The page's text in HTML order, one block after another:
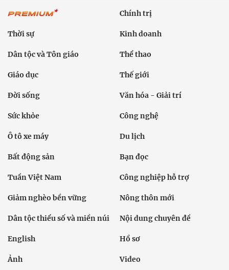
Chính trị
Thời sự Kinh doanh
Dân tộc và Tôn giáo Thể thao
Giáo dục Thế giới
Đời sống Văn hóa - Giải trí
Sức khỏe Công nghệ
Ô tô xe máy Du lịch
Bất động sản Bạn đọc
Tuần Việt Nam Công nghiệp hỗ trợ
Giảm nghèo bền vững Nông thôn mới
Dân tộc thiểu số và miền núi Nội dung chuyên đề
English Hồ sơ
Ảnh Video